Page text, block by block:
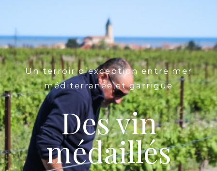
Un terroir d’exception entre mer
méditerranée et garrigue
Des vin
médaillés